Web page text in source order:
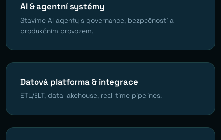
AI & agentní systémy
Stavíme AI agenty s governance, bezpečností a
produkčním provozem.
Datová platforma & integrace
ETL/ELT, data lakehouse, real-time pipelines.